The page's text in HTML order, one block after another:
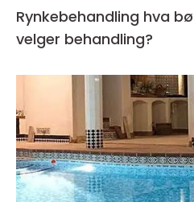
Rynkebehandling hva bør du vite før du
velger behandling?